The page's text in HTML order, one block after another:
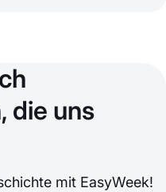
die uns
mit EasyWeek!